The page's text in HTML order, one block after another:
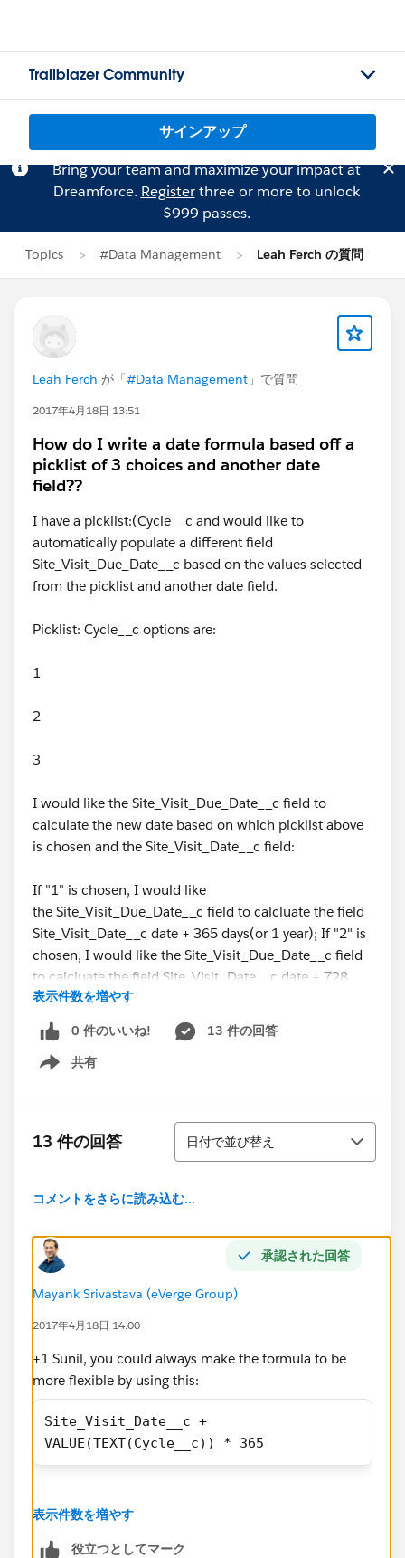
Trailblazer Community
サインアップ
Bring your team and maximize your impact at
Dreamforce. Registerthree or more to unlock
$999 passes.
Topics #Data Management Leah Ferch の質問
Leah Ferch が「#Data Management 」で質問
2017年4月18日 13:51
How do I write a date formula based off a
picklist of 3 choices and another date
field??
I have a picklist:(Cycle__c and would like to
automatically populate a different field
Site_Visit_Due_Date__c based on the values selected
from the picklist and another date field.
Picklist: Cycle__c options are:
1
2
3
I would like the Site_Visit_Due_Date__c field to
calculate the new date based on which picklist above
is chosen and the Site_Visit_Date__c field:
If "1" is chosen, I would like
the Site_Visit_Due_Date__c field to calcluate the field
Site_Visit_Date__c date + 365 days(or 1 year); If "2" is
chosen, I would like the Site_Visit_Due_Date__c field
to calcluate the field Site_Visit_Date__c date + 728
days(or 2 years); and if If "3" is chosen, I would like
the Site_Visit_Due_Date__c field to calcluatethe field
Site_Visit_Date__c date + 1088 (or 3 years).
Site_Visit_Date__c : 4/17/2017
4/17/2019
表示件数を増やす
0 件のいいね!
13 件の回答
共有
Show menu
13 件の回答
並び替え
日付で並び替え
コメントをさらに読み込む...
承認された回答
Mayank Srivastava (eVerge Group)
2017年4月18日 14:00
+1 Sunil, you could always make the formula to be
more flexible by using this:
Site_Visit_Date__c +
VALUE(TEXT(Cycle__c)) * 365
This way if you ever add more picklist values to the
Cycle__c picklist like 4,5,6, the formula will
automatically calculate the Site_Visit_Date__c and the
表示件数を増やす
役立つとしてマーク